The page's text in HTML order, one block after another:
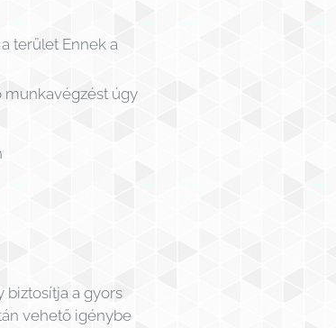
terület Ennek a
munkavégzést úgy
biztosítja a gyors
vehető igénybe